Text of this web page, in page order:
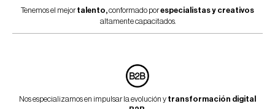
Tenemos el mejortalento,conformado porespecialistas y creativos
altamente capacitados.
Nos especializamos en impulsar la evolución y transformación digital